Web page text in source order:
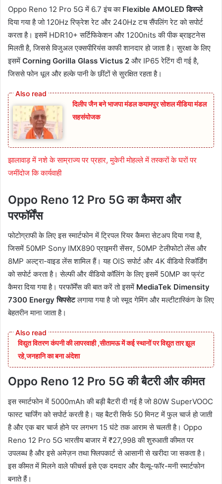
Oppo Reno 12 Pro 5G में 6.7 इंच का Flexible AMOLED डिस्प्ले
दिया गया है जो 120Hz रिफ्रेश रेट और 240Hz टच सैंपलिंग रेट को सपोर्ट
करता है। इसमें HDR10+ सर्टिफिकेशन और 1200nits की पीक ब्राइटनेस
मिलती है, जिससे विजुअल एक्सपीरियंस काफी शानदार हो जाता है। सुरक्षा के लिए
इसमें Corning Gorilla Glass Victus 2 और IP65 रेटिंग दी गई है,
जिससे फोन धूल और हल्के पानी के छींटों से सुरक्षित रहता है।
दिलीप जैन बने भाजपा मंडल कयामपुर सोशल मीडिया मंडल
सहसंयोजक
झालावाड़ में नशे के साम्राज्य पर प्रहार, मुकेरी मोहल्ले में तस्करों के घरों पर
जमींदोज कि कार्यवाही
Oppo Reno 12 Pro 5G का कैमरा और
परफॉर्मेंस
फोटोग्राफी के लिए इस स्मार्टफोन में ट्रिपल रियर कैमरा सेटअप दिया गया है,
जिसमें 50MP Sony IMX890 प्राइमरी सेंसर, 50MP टेलीफोटो लेंस और
8MP अल्ट्रा-वाइड लेंस शामिल हैं। यह OIS सपोर्ट और 4K वीडियो रिकॉर्डिंग
को सपोर्ट करता है। सेल्फी और वीडियो कॉलिंग के लिए इसमें 50MP का फ्रंट
कैमरा दिया गया है। परफॉर्मेंस की बात करें तो इसमें MediaTek Dimensity
7300 Energy चिपसेटलगाया गया है जो स्मूद गेमिंग और मल्टीटास्किंग के लिए
बेहतरीन माना जाता है।
विद्युत वितरण कंपनी की लापरवाही ,सीतामऊ में कई स्थानों पर विद्युत तार झूल
रहे,जनहानि का बना अंदेशा
Oppo Reno 12 Pro 5G की बैटरी और कीमत
इस स्मार्टफोन में 5000mAh की बड़ी बैटरी दी गई है जो 80W SuperVOOC
फास्ट चार्जिंग को सपोर्ट करती है। यह बैटरी सिर्फ 50 मिनट में फुल चार्ज हो जाती
है और एक बार चार्ज होने पर लगभग 15 घंटे तक आराम से चलती है। Oppo
Reno 12 Pro 5G भारतीय बाजार में ₹27,998 की शुरुआती कीमत पर
उपलब्ध है और इसे अमेज़न तथा फ्लिपकार्ट से आसानी से खरीदा जा सकता है।
इस कीमत में मिलने वाले फीचर्स इसे एक दमदार और वैल्यू-फॉर-मनी स्मार्टफोन
बनाते हैं।